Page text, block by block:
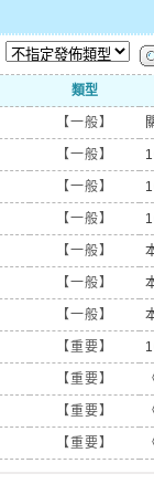
類型
【一般】
【一般】
【一般】
【一般】
【一般】
【一般】
【一般】
【重要】
【重要】
【重要】
【重要】